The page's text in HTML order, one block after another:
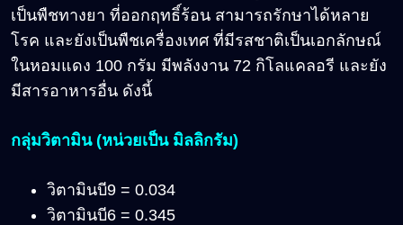
เป็นพืชทางยา ที่ออกฤทธิ์ร้อน สามารถรักษาได้หลาย
โรค และยังเป็นพืชเครื่องเทศ ที่มีรสชาติเป็นเอกลักษณ์
ในหอมแดง 100 กรัม มีพลังงาน 72 กิโลแคลอรี และยัง
มีสารอาหารอื่น ดังนี้
กลุ่มวิตามิน (หน่วยเป็น มิลลิกรัม)
วิตามินบี9 = 0.034
วิตามินบี6 = 0.345